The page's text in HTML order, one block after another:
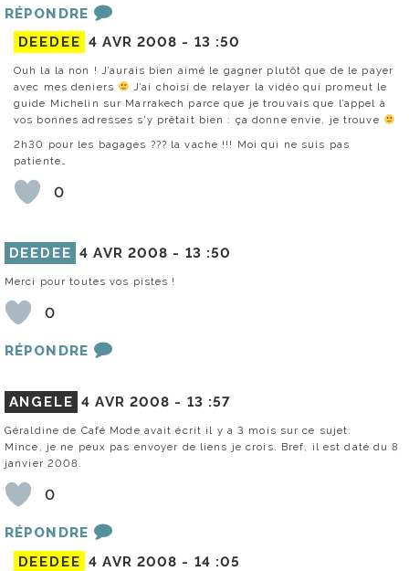
RÉPONDRE
DEEDEE 4 AVR 2008 - 13 :50
Ouh la la non ! J’aurais bien aimé le gagner plutôt que de le payer
avec mes deniers
J’ai choisi de relayer la vidéo qui promeut le
guide Michelin sur Marrakech parce que je trouvais que l’appel à
vos bonnes adresses s’y prêtait bien : ça donne envie, je trouve
2h30 pour les bagages ??? la vache !!! Moi qui ne suis pas
patiente…
0
DEEDEE 4 AVR 2008 - 13 :50
Merci pour toutes vos pistes !
0
RÉPONDRE
ANGELE 4 AVR 2008 - 13 :57
Géraldine de Café Mode avait écrit il y a 3 mois sur ce sujet.
Mince, je ne peux pas envoyer de liens je crois. Bref, il est daté du 8
janvier 2008.
0
RÉPONDRE
DEEDEE 4 AVR 2008 - 14 :05